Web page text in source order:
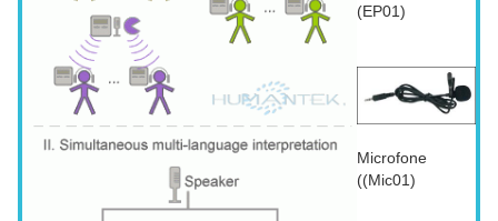
(EP01)
Microfone
((Mic01)